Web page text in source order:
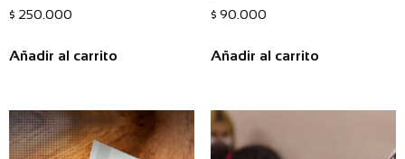
$ 250.000
Añadir al carrito
$ 90.000
Añadir al carrito